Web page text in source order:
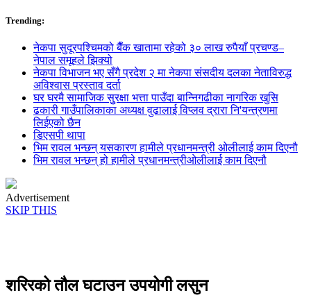
Trending:
नेकपा सुदूरपश्चिमको बैँक खातामा रहेको ३० लाख रुपैयाँ प्रचण्ड–
नेपाल समूहले झिक्य‍ो
नेकपा विभाजन भए सँगै प्रदेश २ मा नेकपा संसदीय दलका नेताविरुद्ध
अविश्वास प्रस्ताव दर्ता
घर घरमै सामाजिक सुुरक्षा भत्ता पाउँदा बान्निगढीका नागरिक खुसि
ढकारी गाउँपालिकाका अध्यक्ष वुढालाई विप्लव द्रारा नि'यन्त्रणमा
लिईएको छैन
डिएसपी थापा
भिम रावल भन्छन् यसकारण हामीले प्रधानमन्त्री ओलीलाई काम दिएनौ
भिम रावल भन्छन् हो हामीले प्रधानमन्त्रीओलीलाई काम दिएनौ
Advertisement
SKIP THIS
शरिरको तौल घटाउन उपयोगी लसुन